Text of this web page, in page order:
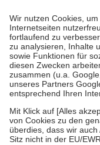
höchstens zehn Euro.
Kosten der Leistung zu
Diese Regeln gelten
Bei Heilmitteln und
Zuzahlung zehn
Verordnung.
Um das Engagement
stärken und die
fallenkeine
• Kindern und
mit Ausnahme der